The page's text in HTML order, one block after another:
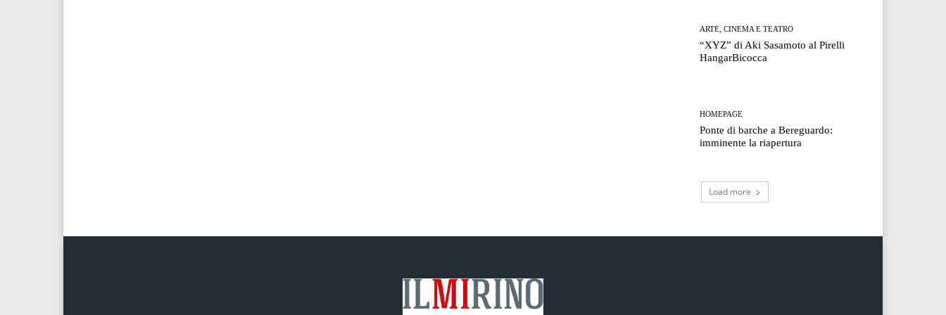
ARTE, CINEMA E TEATRO
“XYZ” di Aki Sasamoto al Pirelli
HangarBicocca
HOMEPAGE
Ponte di barche a Bereguardo:
imminente la riapertura
Load more